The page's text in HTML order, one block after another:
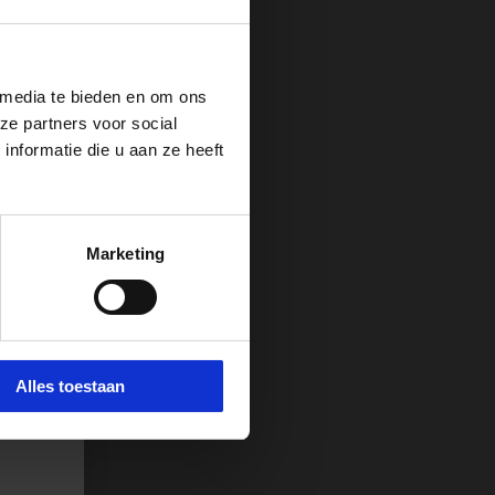
te bieden en om ons
partners voor social
die u aan ze heeft
Marketing
Alles toestaan